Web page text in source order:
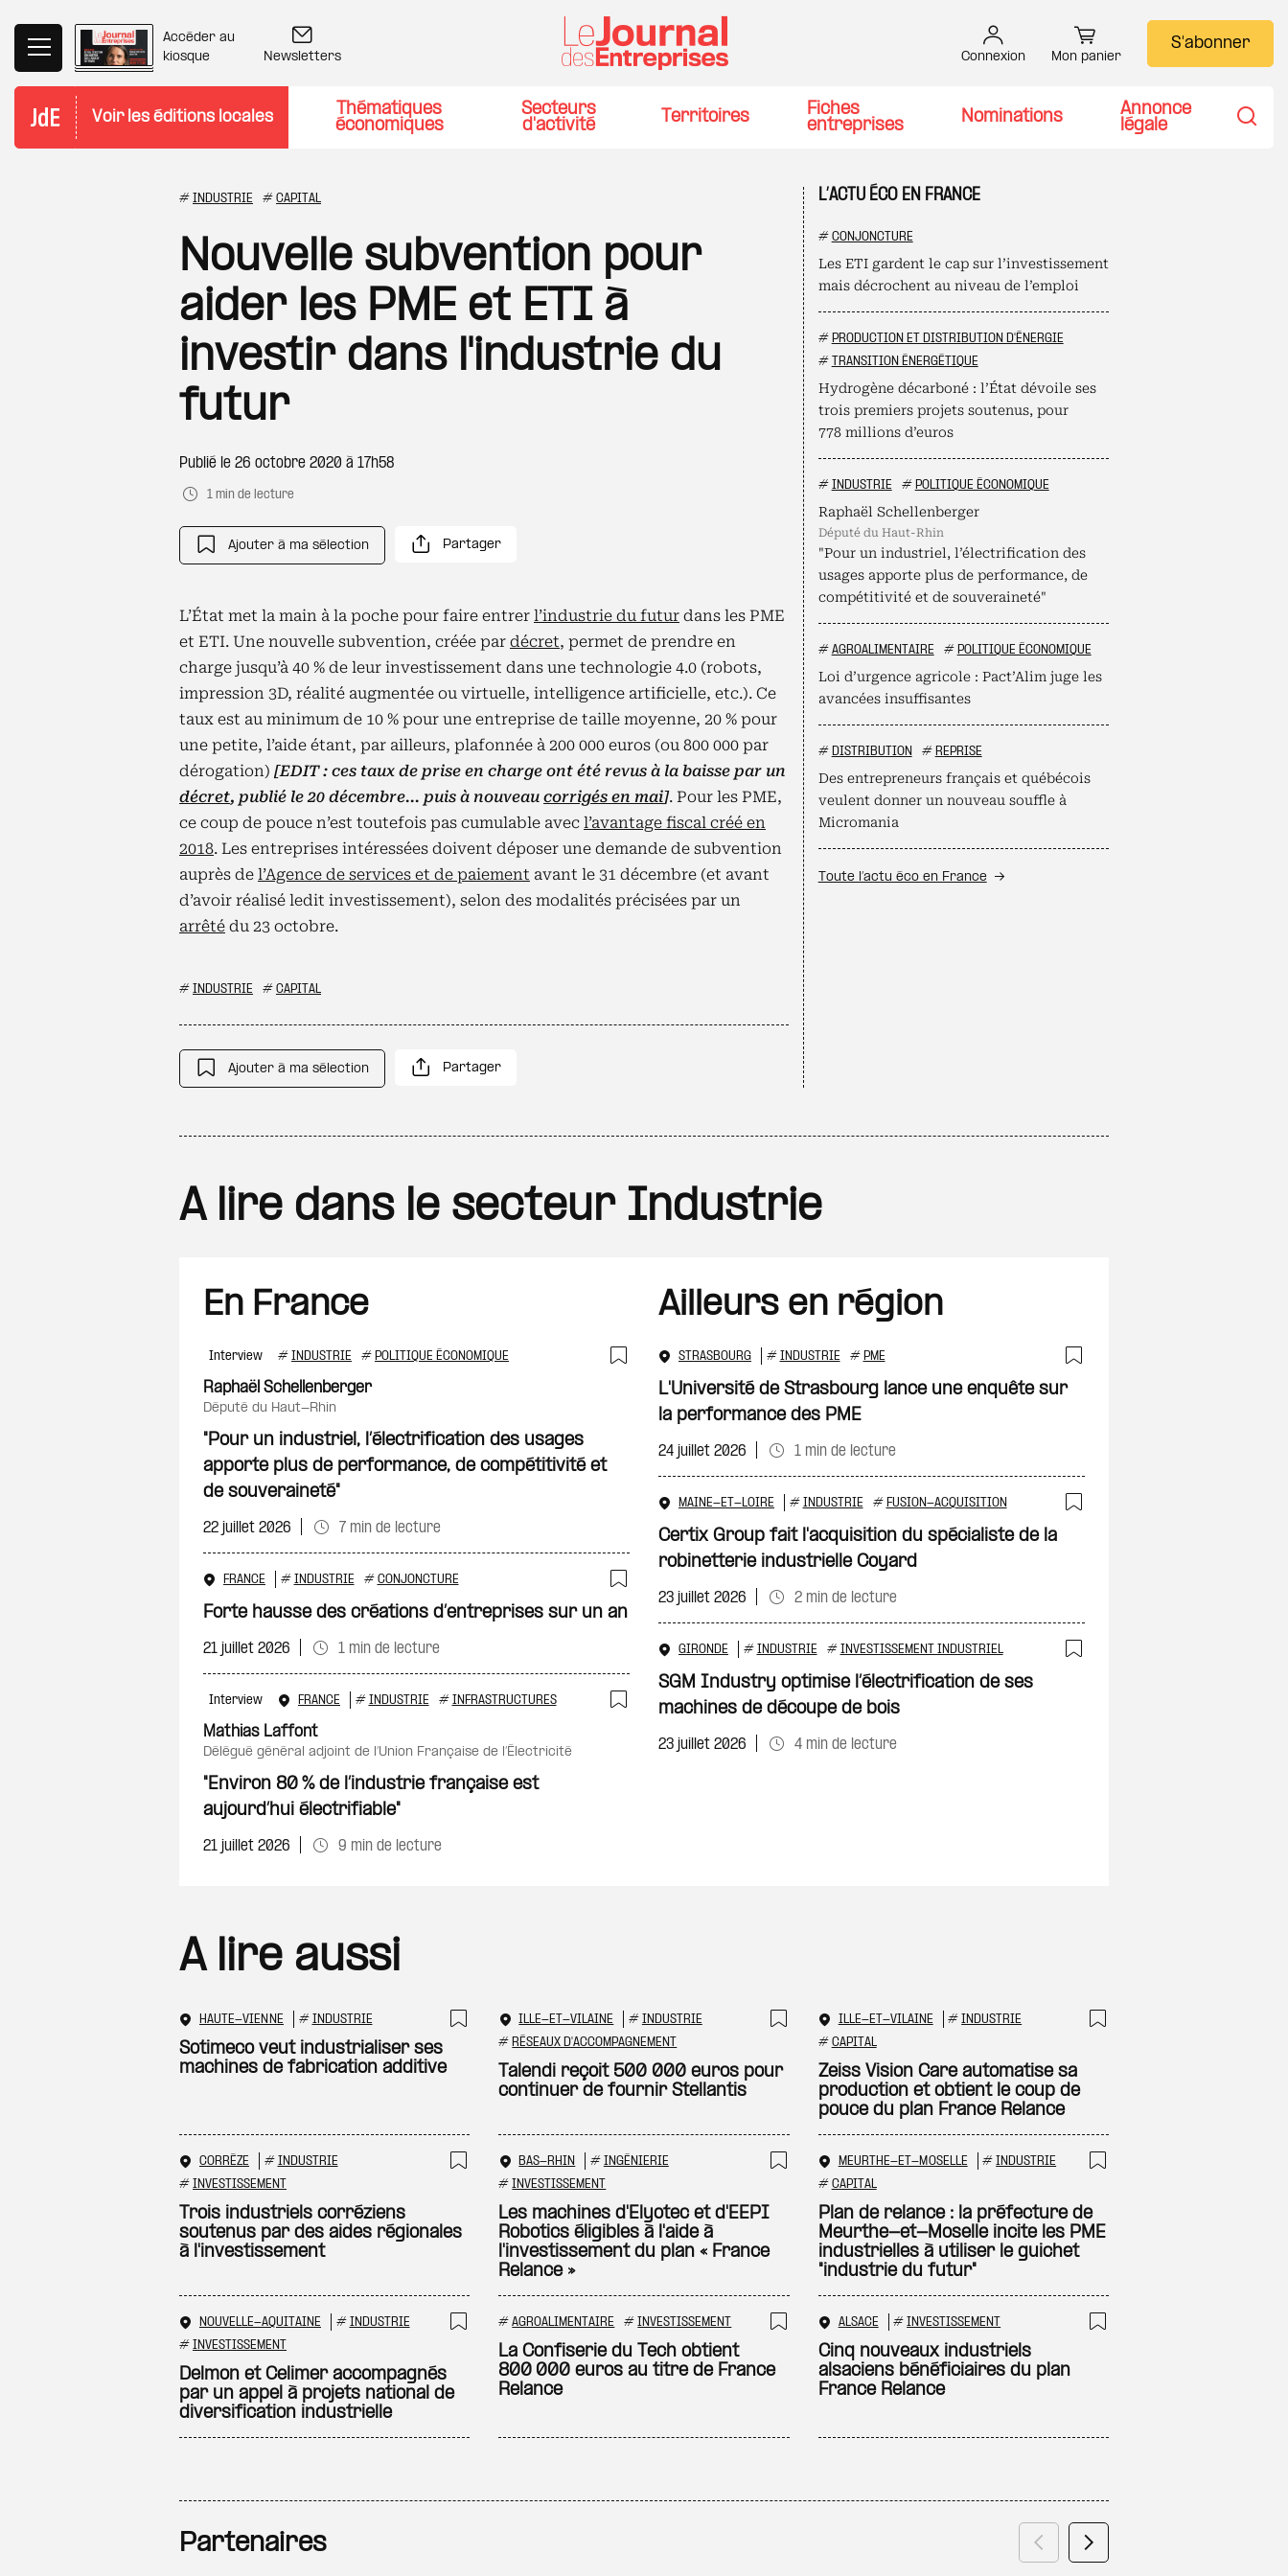
Accéder au
kiosque
Newsletters Connexion Mon panier
S'abonner
Voir les éditions locales
Thématiques
économiques
Secteurs
d'activité
Territoires
Fiches
entreprises
Nominations
Annonce
légale
# INDUSTRIE # CAPITAL
Nouvelle subvention pour
aider les PME et ETI à
investir dans l'industrie du
futur
Publié le 26 octobre 2020 à 17h58
1 min de lecture
Ajouter à ma sélection Partager
L’État met la main à la poche pour faire entrer l’industrie du futur dans les PME
et ETI. Une nouvelle subvention, créée par décret, permet de prendre en
charge jusqu’à 40 % de leur investissement dans une technologie 4.0 (robots,
impression 3D, réalité augmentée ou virtuelle, intelligence artificielle, etc.). Ce
taux est au minimum de 10 % pour une entreprise de taille moyenne, 20 % pour
une petite, l’aide étant, par ailleurs, plafonnée à 200 000 euros (ou 800 000 par
dérogation) [EDIT : ces taux de prise en charge ont été revus à la baisse par un
décret, publié le 20 décembre... puis à nouveau corrigés en mai]. Pour les PME,
ce coup de pouce n’est toutefois pas cumulable avec l’avantage fiscal créé en
2018. Les entreprises intéressées doivent déposer une demande de subvention
auprès de l’Agence de services et de paiement avant le 31 décembre (et avant
d’avoir réalisé ledit investissement), selon des modalités précisées par un
arrêté du 23 octobre.
# INDUSTRIE # CAPITAL
Ajouter à ma sélection Partager
L’ACTU ÉCO EN FRANCE
# CONJONCTURE
Les ETI gardent le cap sur l’investissement
mais décrochent au niveau de l’emploi
# PRODUCTION ET DISTRIBUTION D'ÉNERGIE
# TRANSITION ÉNERGÉTIQUE
Hydrogène décarboné : l’État dévoile ses
trois premiers projets soutenus, pour
778 millions d’euros
# INDUSTRIE # POLITIQUE ÉCONOMIQUE
Raphaël Schellenberger
député du Haut-Rhin
"Pour un industriel, l’électrification des
usages apporte plus de performance, de
compétitivité et de souveraineté"
# AGROALIMENTAIRE # POLITIQUE ÉCONOMIQUE
Loi d’urgence agricole : Pact’Alim juge les
avancées insuffisantes
# DISTRIBUTION # REPRISE
Des entrepreneurs français et québécois
veulent donner un nouveau souffle à
Micromania
Toute l’actu éco en France
A lire dans le secteur Industrie
En France
Interview # INDUSTRIE # POLITIQUE ÉCONOMIQUE
Ajouter à ma sélection
Raphaël Schellenberger
député du Haut-Rhin
"Pour un industriel, l’électrification des usages
apporte plus de performance, de compétitivité et
de souveraineté"
22 juillet 2026 7 min de lecture
FRANCE # INDUSTRIE # CONJONCTURE
Ajouter à ma sélection
Forte hausse des créations d’entreprises sur un an
21 juillet 2026 1 min de lecture
Interview FRANCE # INDUSTRIE # INFRASTRUCTURES
Ajouter à ma sélection
Mathias Laffont
délégué général adjoint de l’Union Française de l’Électricité
"Environ 80 % de l’industrie française est
aujourd’hui électrifiable"
21 juillet 2026 9 min de lecture
Ailleurs en région
STRASBOURG # INDUSTRIE # PME
Ajouter à ma
L'Université de Strasbourg lance une enquête sur
la performance des PME
24 juillet 2026 1 min de lecture
MAINE-ET-LOIRE # INDUSTRIE # FUSION-ACQUISITION
Certix Group fait l'acquisition du spécialiste de la
robinetterie industrielle Coyard
23 juillet 2026 2 min de lecture
GIRONDE # INDUSTRIE # INVESTISSEMENT INDUSTRIEL
SGM Industry optimise l’électrification de ses
machines de découpe de bois
23 juillet 2026 4 min de lecture
A lire aussi
HAUTE-VIENNE # INDUSTRIE
Ajouter à ma sélection
Sotimeco veut industrialiser ses
machines de fabrication additive
ILLE-ET-VILAINE # INDUSTRIE
#RÉSEAUX D'ACCOMPAGNEMENT Ajouter à ma sélection
Talendi reçoit 500 000 euros pour
continuer de fournir Stellantis
ILLE-ET-VILAINE #INDUSTRIE
# CAPITAL
Zeiss Vision Care automatise sa
production et obtient le coup de
pouce du plan France Relance
CORRÈZE # INDUSTRIE
# INVESTISSEMENT Ajouter à ma sélection
Trois industriels corréziens
soutenus par des aides régionales
à l'investissement
BAS-RHIN # INGÉNIERIE
#INVESTISSEMENT Ajouter à ma sélection
Les machines d'Elyotec et d'EEPI
Robotics éligibles à l'aide à
l'investissement du plan « France
Relance »
MEURTHE-ET-MOSELLE #INDUSTRIE
# CAPITAL
Plan de relance : la préfecture de
Meurthe-et-Moselle incite les PME
industrielles à utiliser le guichet
"industrie du futur"
NOUVELLE-AQUITAINE # INDUSTRIE
# INVESTISSEMENT Ajouter à ma sélection
Delmon et Celimer accompagnés
par un appel à projets national de
diversification industrielle
#AGROALIMENTAIRE #INVESTISSEMENT
Ajouter à ma sélection
La Confiserie du Tech obtient
800 000 euros au titre de France
Relance
ALSACE #INVESTISSEMENT
Cinq nouveaux industriels
alsaciens bénéficiaires du plan
France Relance
Partenaires